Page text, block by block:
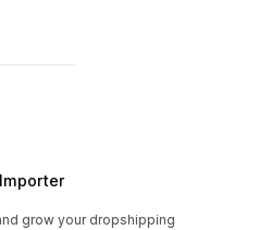
grow your dropshipping